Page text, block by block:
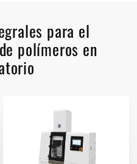
para el
polímeros en